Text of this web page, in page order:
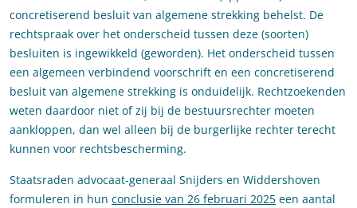
concretiserend besluit van algemene strekking behelst. De
rechtspraak over het onderscheid tussen deze (soorten)
besluiten is ingewikkeld (geworden). Het onderscheid tussen
een algemeen verbindend voorschrift en een concretiserend
besluit van algemene strekking is onduidelijk. Rechtzoekenden
weten daardoor niet of zij bij de bestuursrechter moeten
aankloppen, dan wel alleen bij de burgerlijke rechter terecht
kunnen voor rechtsbescherming.
Staatsraden advocaat-generaal Snijders en Widdershoven
formuleren in hun conclusie van 26 februari 2025 een aantal